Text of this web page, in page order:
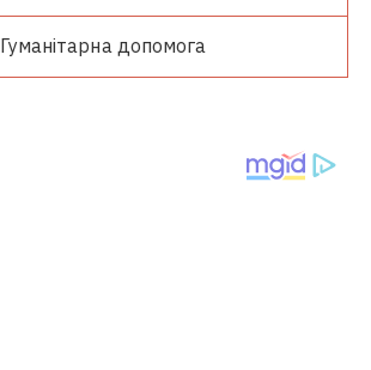
Гуманітарна допомога